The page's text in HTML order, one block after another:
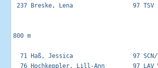
237 Breske, Lena
800 m
71 Haß, Jessica
76 Hochkeppler, Lill-Ann